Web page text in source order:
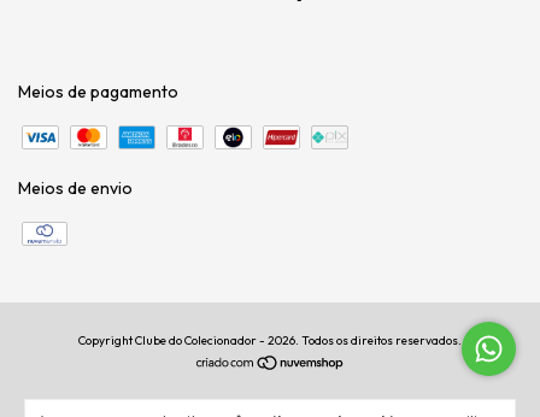
Meios de pagamento
Meios de envio
Copyright Clube do Colecionador - 2026. Todos os direitos reservados.